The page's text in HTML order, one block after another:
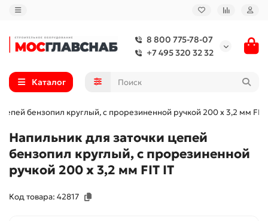
8 800 775-78-07
+7 495 320 32 32
Каталог
бензопил круглый, с прорезиненной ручкой 200 х 3,2 мм FIT
Напильник для заточки цепей
бензопил круглый, с прорезиненной
ручкой 200 х 3,2 мм FIT IT
Код товара: 42817